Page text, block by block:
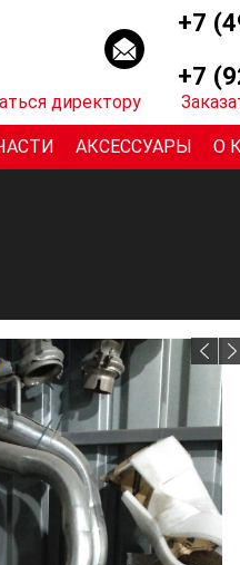
+7
+7
директору
АКСЕССУАРЫ О